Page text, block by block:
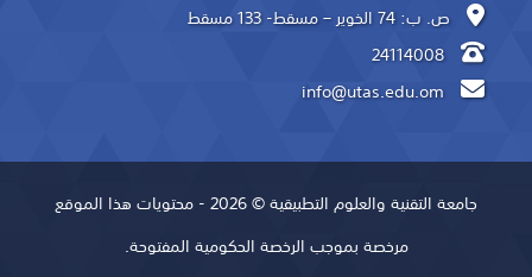
ص. ب: 74 الخوير – مسقط- 133 مسقط
24114008
جامعة التقنية والعلوم التطبيقية © 2026 - محتويات هذا الموقع
مرخصة بموجب الرخصة الحكومية المفتوحة.